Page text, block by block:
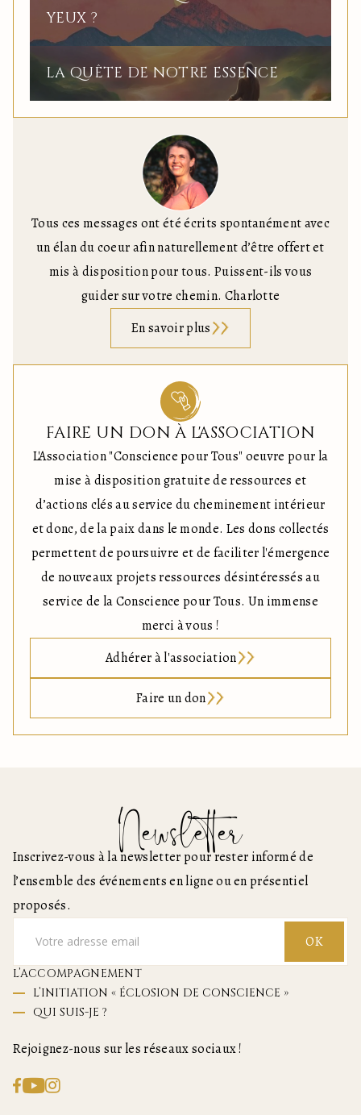
YEUX ?
LA QUÊTE DE NOTRE ESSENCE
Tous ces messages ont été écrits spontanément avec
un élan du coeur afin naturellement d’être offert et
mis à disposition pour tous. Puissent-ils vous
guider sur votre chemin. Charlotte
En savoir plus
FAIRE UN DON À L'ASSOCIATION
L'Association "Conscience pour Tous" oeuvre pour la
mise à disposition gratuite de ressources et
d’actions clés au service du cheminement intérieur
et donc, de la paix dans le monde. Les dons collectés
permettent de poursuivre et de faciliter l'émergence
de nouveaux projets ressources désintéressés au
service de la Conscience pour Tous. Un immense
merci à vous !
Adhérer à l'association
Faire un don
Newsletter
Inscrivez-vous à la newsletter pour rester informé de
l’ensemble des événements en ligne ou en présentiel
proposés.
OK
L’ACCOMPAGNEMENT
L’INITIATION « ÉCLOSION DE CONSCIENCE »
QUI SUIS-JE ?
Rejoignez-nous sur les réseaux sociaux !